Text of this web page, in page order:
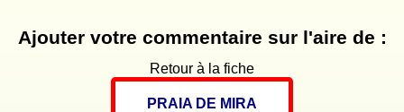
Ajouter votre commentaire sur l'aire de :
Retour à la fiche
PRAIA DE MIRA